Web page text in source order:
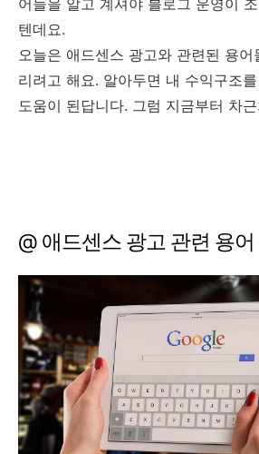
어들을 알고 계셔야 블로그 운영이
텐데요.
오늘은 애드센스 광고와 관련된 용
리려고 해요. 알아두면 내 수익구조
도움이 된답니다. 그럼 지금부터 차
@ 애드센스 광고 관련 용어